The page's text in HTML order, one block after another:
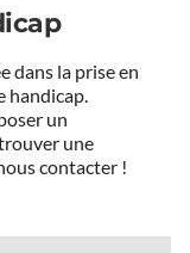
dans la prise en
handicap.
un
une
contacter !